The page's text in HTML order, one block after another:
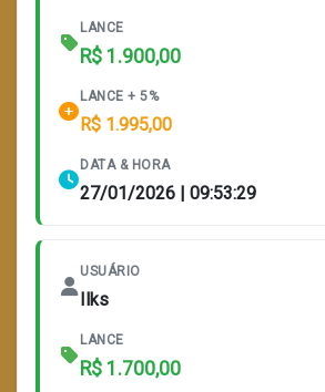
LANCE
R$ 1.900,00
LANCE + 5%
R$ 1.995,00
DATA & HORA
27/01/2026 | 09:53:29
USUÁRIO
Ilks
LANCE
R$ 1.700,00